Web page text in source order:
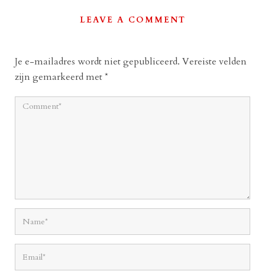
LEAVE A COMMENT
Je e-mailadres wordt niet gepubliceerd. Vereiste velden
zijn gemarkeerd met*